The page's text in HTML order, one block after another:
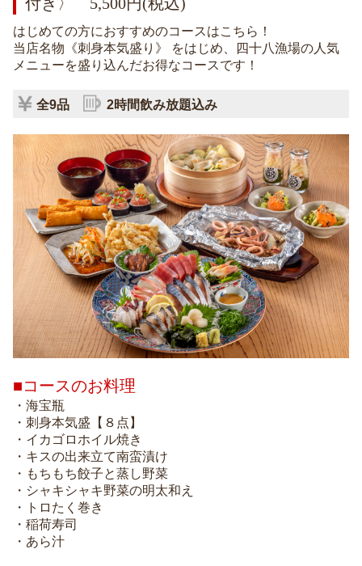
はじめての方におすすめのコースはこちら！
当店名物《刺身本気盛り》 をはじめ、四十八漁場の人気
メニューを盛り込んだお得なコースです！
全9品 2時間飲み放題込み
■コースのお料理
・海宝瓶
・刺身本気盛【８点】
・イカゴロホイル焼き
・キスの出来立て南蛮漬け
・もちもち餃子と蒸し野菜
・シャキシャキ野菜の明太和え
・トロたく巻き
・稲荷寿司
・あら汁